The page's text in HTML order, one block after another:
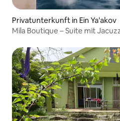
Privatunterkunft in Ein Ya'akov
Mila Boutique – Suite mit